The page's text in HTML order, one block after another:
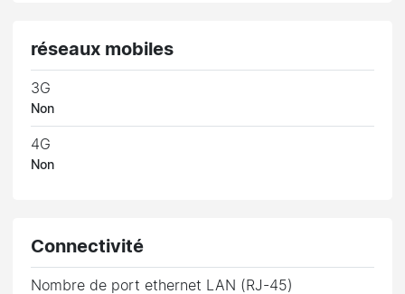
réseaux mobiles
3G
Non
4G
Non
Connectivité
Nombre de port ethernet LAN (RJ-45)